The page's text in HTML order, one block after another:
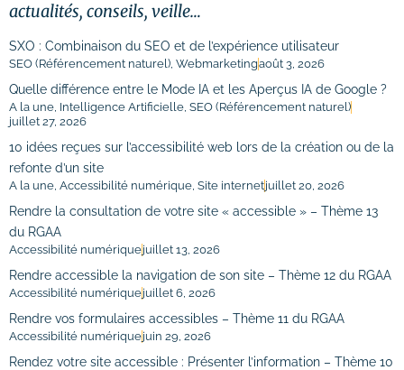
actualités, conseils, veille…
SXO : Combinaison du SEO et de l’expérience utilisateur
SEO (Référencement naturel), Webmarketingaoût 3, 2026
Quelle différence entre le Mode IA et les Aperçus IA de Google ?
A la une, Intelligence Artificielle, SEO (Référencement naturel)
juillet 27, 2026
10 idées reçues sur l’accessibilité web lors de la création ou de la
refonte d’un site
A la une, Accessibilité numérique, Site internetjuillet 20, 2026
Rendre la consultation de votre site « accessible » – Thème 13
du RGAA
Accessibilité numériquejuillet 13, 2026
Rendre accessible la navigation de son site – Thème 12 du RGAA
Accessibilité numériquejuillet 6, 2026
Rendre vos formulaires accessibles – Thème 11 du RGAA
Accessibilité numériquejuin 29, 2026
Rendez votre site accessible : Présenter l’information – Thème 10